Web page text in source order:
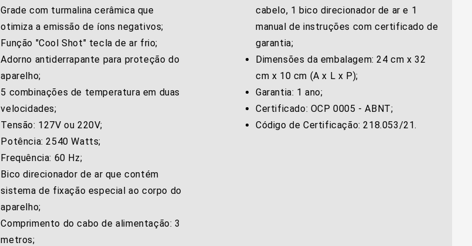
Grade com turmalina cerâmica que
otimiza a emissão de íons negativos;
Função "Cool Shot" tecla de ar frio;
Adorno antiderrapante para proteção do
aparelho;
5 combinações de temperatura em duas
velocidades;
Tensão: 127V ou 220V;
Potência: 2540 Watts;
Frequência: 60 Hz;
Bico direcionador de ar que contém
sistema de fixação especial ao corpo do
aparelho;
Comprimento do cabo de alimentação: 3
metros;
cabelo, 1 bico direcionador de ar e 1
manual de instruções com certificado de
garantia;
Dimensões da embalagem: 24 cm x 32
cm x 10 cm (A x L x P);
Garantia: 1 ano;
Certificado: OCP 0005 - ABNT;
Código de Certificação: 218.053/21.